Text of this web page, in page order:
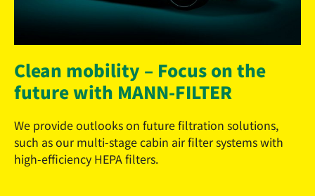
Clean mobility – Focus on the
future with MANN-FILTER
We provide outlooks on future filtration solutions,
such as our multi-stage cabin air filter systems with
high-efficiency HEPA filters.